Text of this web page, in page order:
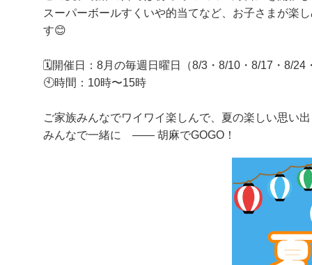
スーパーボールすくいや的当てなど、お子さまが楽
す😊
🗓開催日：8月の毎週日曜日（8/3・8/10・8/17・8/24
🕙時間：10時〜15時
ご家族みんなでワイワイ楽しんで、夏の楽しい思い
みんなで一緒に —― 胡麻でGOGO！